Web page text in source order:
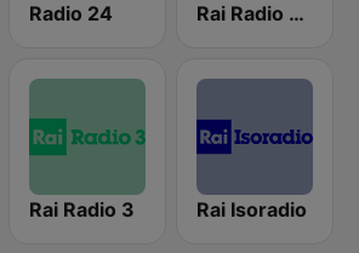
Radio 24 Rai Radio Tutta Italiana
Rai Radio 3 Rai Isoradio